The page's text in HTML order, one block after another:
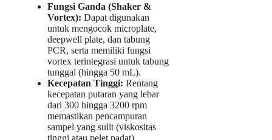
Fungsi Ganda (Shaker &
Vortex): Dapat digunakan
untuk mengocok microplate,
deepwell plate, dan tabung
PCR, serta memiliki fungsi
vortex terintegrasi untuk tabung
tunggal (hingga 50 mL).
Kecepatan Tinggi: Rentang
kecepatan putaran yang lebar
dari 300 hingga 3200 rpm
memastikan pencampuran
sampel yang sulit (viskositas
tinggi atau pelet padat)